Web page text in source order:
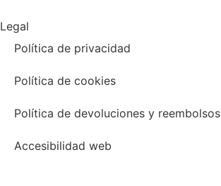
Legal
Política de privacidad
Política de cookies
Política de devoluciones y reembolsos
Accesibilidad web